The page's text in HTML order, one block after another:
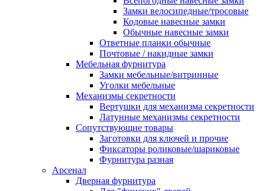
Замки велосипедные/тросовые
Кодовые навесные замки
Обычные навесные замки
Ответные планки обычные
Почтовые / накидные замки
Мебельная фурнитура
Замки мебельные/витринные
Уголки мебельные
Механизмы секретности
Вертушки для механизма секретности
Латунные механизмы секретности
Сопутствующие товары
Заготовки для ключей и прочие
Фиксаторы роликовые/шариковые
Фурнитура разная
Арсенал
Дверная фурнитура